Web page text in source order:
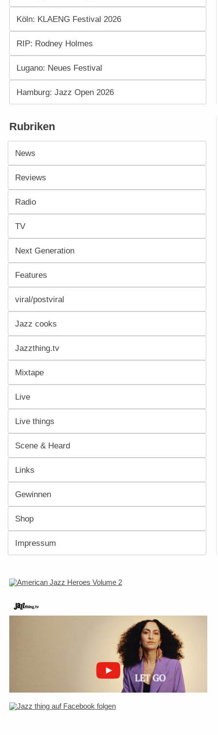
Köln: KLAENG Festival 2026
RIP: Rodney Holmes
Lugano: Neues Festival
Hamburg: Jazz Open 2026
Rubriken
News
Reviews
Radio
TV
Next Generation
Features
viral/postviral
Jazz cooks
Jazzthing.tv
Mixtape
Live
Live things
Scene & Heard
Links
Gewinnen
Shop
Impressum